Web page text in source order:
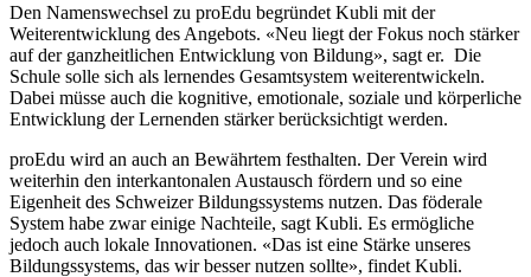
Den Namenswechsel zu proEdu begründet Kubli mit der
Weiterentwicklung des Angebots. «Neu liegt der Fokus noch stärker
auf der ganzheitlichen Entwicklung von Bildung», sagt er. Die
Schule solle sich als lernendes Gesamtsystem weiterentwickeln.
Dabei müsse auch die kognitive, emotionale, soziale und körperliche
Entwicklung der Lernenden stärker berücksichtigt werden.
proEdu wird an auch an Bewährtem festhalten. Der Verein wird
weiterhin den interkantonalen Austausch fördern und so eine
Eigenheit des Schweizer Bildungssystems nutzen. Das föderale
System habe zwar einige Nachteile, sagt Kubli. Es ermögliche
jedoch auch lokale Innovationen. «Das ist eine Stärke unseres
Bildungssystems, das wir besser nutzen sollte», findet Kubli.